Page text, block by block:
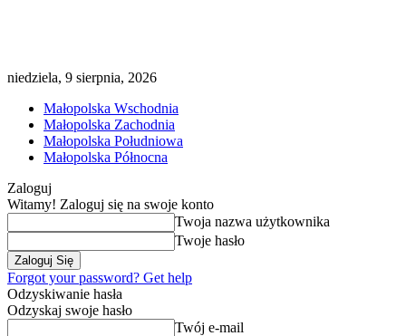
niedziela, 9 sierpnia, 2026
Małopolska Wschodnia
Małopolska Zachodnia
Małopolska Południowa
Małopolska Północna
Zaloguj
Witamy! Zaloguj się na swoje konto
Twoja nazwa użytkownika
Twoje hasło
Forgot your password? Get help
Odzyskiwanie hasła
Odzyskaj swoje hasło
Twój e-mail